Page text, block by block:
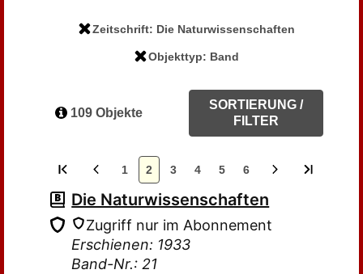
Zeitschrift: Die Naturwissenschaften
Objekttyp: Band
109 Objekte
SORTIERUNG /
FILTER
1 2 3 4 5 6
Die Naturwissenschaften
Zugriff nur im Abonnement
Erschienen: 1933
Band-Nr.: 21